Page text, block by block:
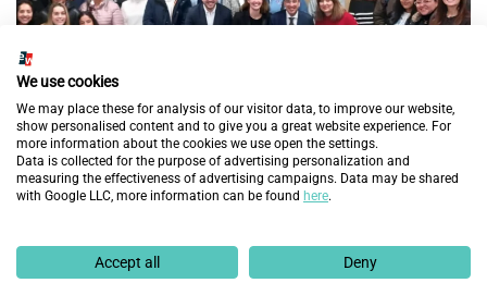
Fundación Endesa y Fundación Integra prevén
mejorar la empleabilidad de 60 personas en
We use cookies
We may place these for analysis of our visitor data, to improve our website,
show personalised content and to give you a great website experience. For
more information about the cookies we use open the settings.
Data is collected for the purpose of advertising personalization and
measuring the effectiveness of advertising campaigns. Data may be shared
with Google LLC, more information can be found here.
Accept all Deny